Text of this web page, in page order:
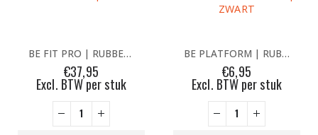
BE FIT PRO | RUBBER TEGEL 100-30 | ZWART
€37,95
Excl. BTW per stuk
BE PLATFORM | RUBBER TEGEL 50-20 | ZWART
€6,95
Excl. BTW per stuk